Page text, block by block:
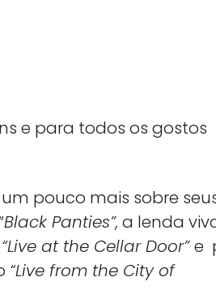
e para todos os gostos
pouco mais sobre
Black Panties”, a lenda
at the Cellar Door”e
“Live from the City of